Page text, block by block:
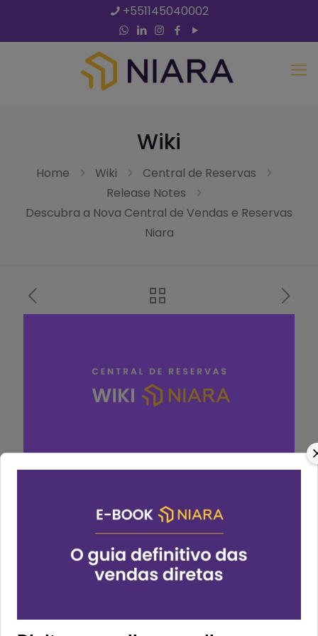
+551145040002
Wiki
Home Wiki
Central de Reservas
Release Notes
Descubra a Nova Central de Vendas e Reservas
Niara
Central de Vendas e
Reservas Niara
Categorias:Central de Reservas,Release Notes